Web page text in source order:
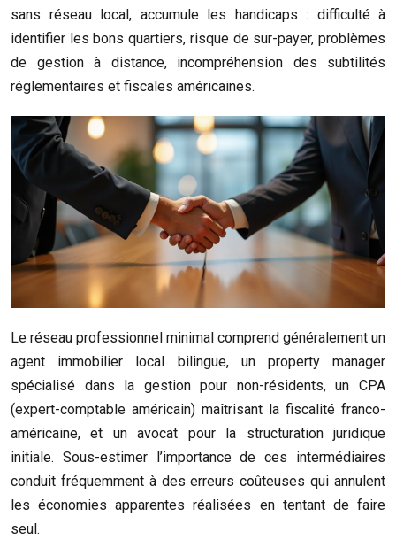
sans réseau local, accumule les handicaps : difficulté à
identifier les bons quartiers, risque de sur-payer, problèmes
de gestion à distance, incompréhension des subtilités
réglementaires et fiscales américaines.
Le réseau professionnel minimal comprend généralement un
agent immobilier local bilingue, un property manager
spécialisé dans la gestion pour non-résidents, un CPA
(expert-comptable américain) maîtrisant la fiscalité franco-
américaine, et un avocat pour la structuration juridique
initiale. Sous-estimer l’importance de ces intermédiaires
conduit fréquemment à des erreurs coûteuses qui annulent
les économies apparentes réalisées en tentant de faire
seul.